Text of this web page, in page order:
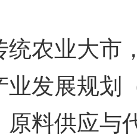
业大市
业发展规划
原料供应与